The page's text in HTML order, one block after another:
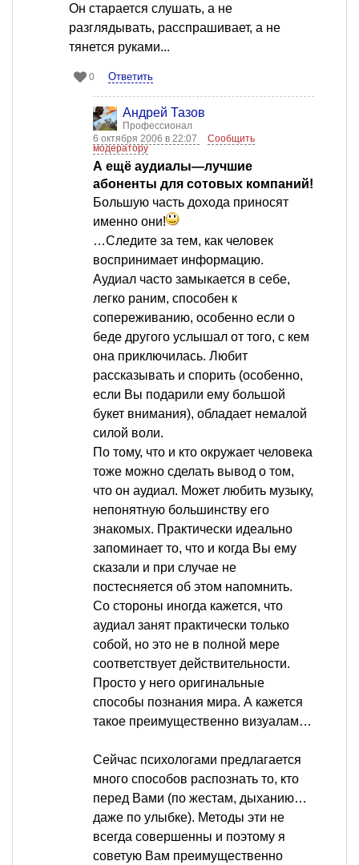
Он старается слушать, а не
разглядывать, расспрашивает, а не
тянется руками...
0 Ответить
Андрей Тазов
Профессионал
6 октября 2006 в 22:07
Сообщить
модератору
А ещё аудиалы—лучшие
абоненты для сотовых компаний!
Большую часть дохода приносят
именно они!
…Следите за тем, как человек
воспринимает информацию.
Аудиал часто замыкается в себе,
легко раним, способен к
сопереживанию, особенно если о
беде другого услышал от того, с кем
она приключилась. Любит
рассказывать и спорить (особенно,
если Вы подарили ему большой
букет внимания), обладает немалой
силой воли.
По тому, что и кто окружает человека
тоже можно сделать вывод о том,
что он аудиал. Может любить музыку,
непонятную большинству его
знакомых. Практически идеально
запоминает то, что и когда Вы ему
сказали и при случае не
постесняется об этом напомнить.
Со стороны иногда кажется, что
аудиал занят практически только
собой, но это не в полной мере
соответствует действительности.
Просто у него оригинальные
способы познания мира. А кажется
такое преимущественно визуалам…
Сейчас психологами предлагается
много способов распознать то, кто
перед Вами (по жестам, дыханию…
даже по улыбке). Методы эти не
всегда совершенны и поэтому я
советую Вам преимущественно